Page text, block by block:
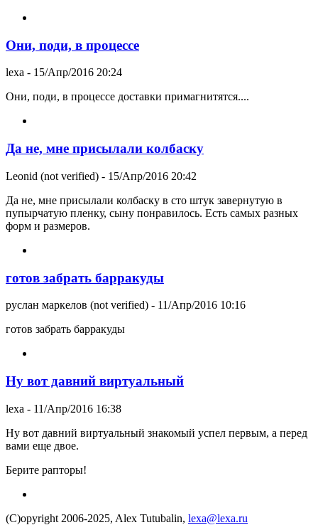
Они, поди, в процессе
lexa - 15/Апр/2016 20:24
Они, поди, в процессе доставки примагнитятся....
Да не, мне присылали колбаску
Leonid (not verified) - 15/Апр/2016 20:42
Да не, мне присылали колбаску в сто штук завернутую в
пупырчатую пленку, сыну понравилось. Есть самых разных
форм и размеров.
готов забрать барракуды
руслан маркелов (not verified) - 11/Апр/2016 10:16
готов забрать барракуды
Ну вот давний виртуальный
lexa - 11/Апр/2016 16:38
Ну вот давний виртуальный знакомый успел первым, а перед
вами еще двое.
Берите рапторы!
(C)opyright 2006-2025, Alex Tutubalin, lexa@lexa.ru